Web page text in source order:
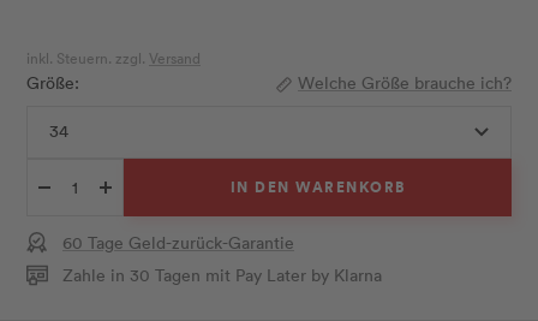
inkl. Steuern. zzgl. Versand
Größe: Welche Größe brauche ich?
34
Menge
Menge
IN DEN WARENKORB
60 Tage Geld-zurück-Garantie
Zahle in 30 Tagen mit Pay Later by Klarna